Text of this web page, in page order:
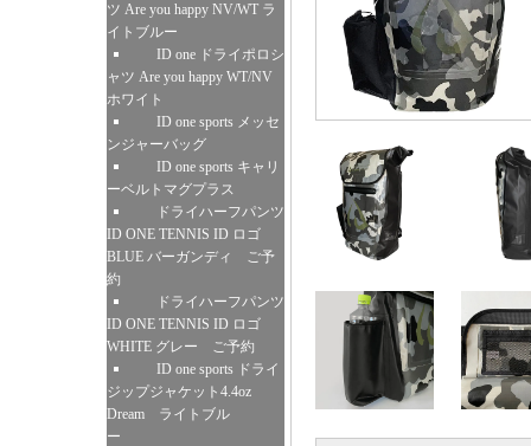
ツ Are you happy NV/WT ラ
イトブルー
ID one ドライポロシ
ャツ Are you happy WT/NV
ホワイト
ID one sports メッセ
ンジャーバッグ
ID one sports キャリ
ーベルトマグプラス
ドライハーフパンツ
ID ONE TENNIS ID ロゴ
BLUE バーガンディ ご予
約
ドライハーフパンツ
ID ONE TENNIS ID ロゴ
WHITE グレー ご予約
ID one sports ドライ
ジップジャケット4.4oz
Dream ライトブル
ー